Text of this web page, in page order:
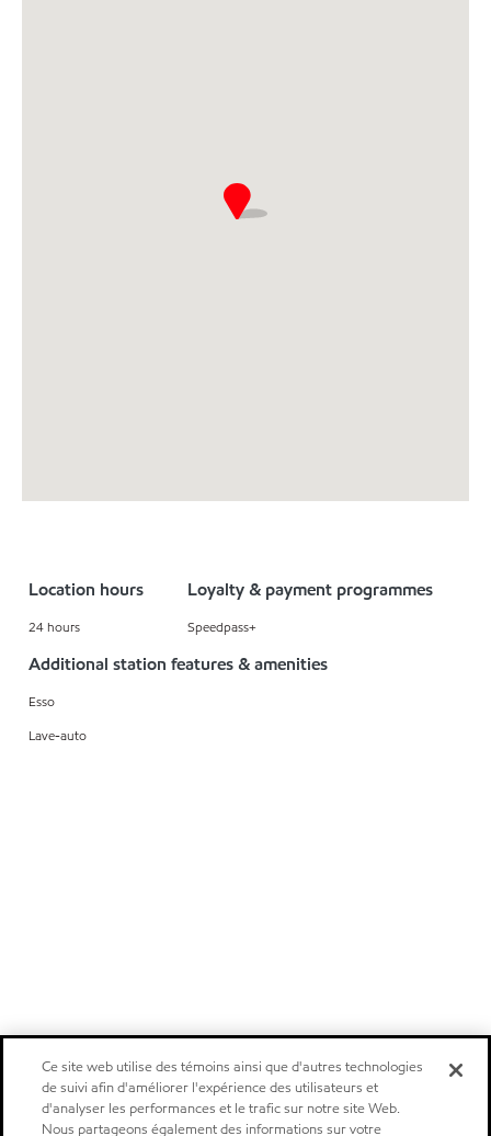
Location hours
24 hours
Loyalty & payment programmes
Speedpass+
Additional station features & amenities
Esso
Lave-auto
Ce site web utilise des témoins ainsi que d'autres technologies
de suivi afin d'améliorer l'expérience des utilisateurs et
d'analyser les performances et le trafic sur notre site Web.
Nous partageons également des informations sur votre